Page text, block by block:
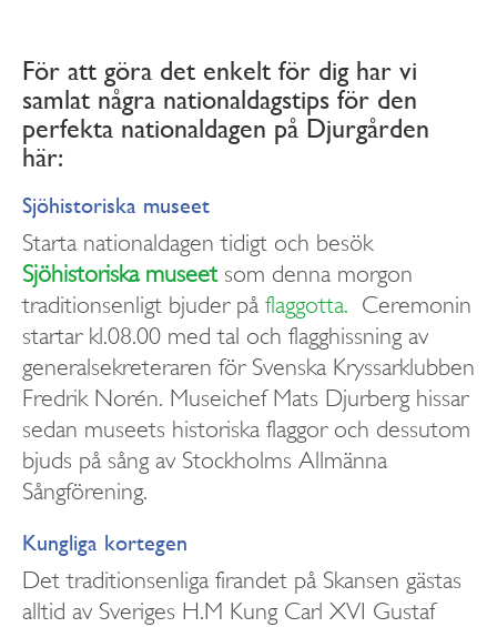
För att göra det enkelt för dig har vi
samlat några nationaldagstips för den
perfekta nationaldagen på Djurgården
här:
Sjöhistoriska museet
Starta nationaldagen tidigt och besök
Sjöhistoriska museetsom denna morgon
traditionsenligt bjuder på flaggotta.
Ceremonin
startar kl.08.00 med tal och flagghissning av
generalsekreteraren för Svenska Kryssarklubben
Fredrik Norén. Museichef Mats Djurberg hissar
sedan museets historiska flaggor och dessutom
bjuds på sång av Stockholms Allmänna
Sångförening.
Kungliga kortegen
Det traditionsenliga firandet på Skansen gästas
alltid av Sveriges H.M Kung Carl XVI Gustaf